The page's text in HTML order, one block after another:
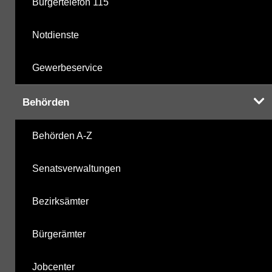
Bürgertelefon 115
Notdienste
Gewerbeservice
Behörden
Behörden A-Z
Senatsverwaltungen
Bezirksämter
Bürgerämter
Jobcenter